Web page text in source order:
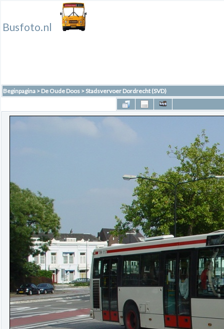
Busfoto.nl
Beginpagina > De Oude Doos >Stadsvervoer Dordrecht (SVD)